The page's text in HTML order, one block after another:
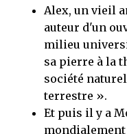
Alex, un vieil
auteur d'un
milieu
sa pierre à la
société
terrestre ».
Et puis il y a
mondialement